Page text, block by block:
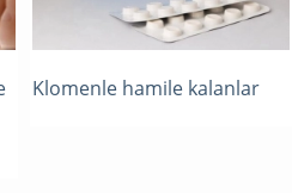
Klomenle hamile kalanlar